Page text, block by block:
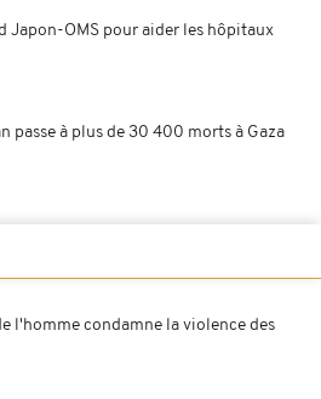
Japon-OMS pour aider les hôpitaux
passe à plus de 30 400 morts à Gaza
l'homme condamne la violence des